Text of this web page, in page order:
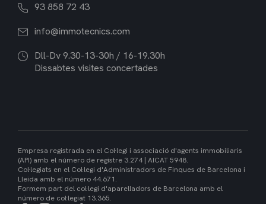
93 858 72 43
info@immotecnics.com
Dll-Dv 9.30-13-30h / 16-19.30h
Dissabtes visites concertades
Empresa registrada en el Col·legi i associació d'agents immobiliaris
(API) amb el número de registre 3.274 | AICAT 5948.
Col·legiats en el Col·legi d'Administradors de Finques de Barcelona i
Lleida amb el número 44.671.
Formem part del col·legi d'aparelladors de Barcelona amb el
número de col·legiat 13.365.